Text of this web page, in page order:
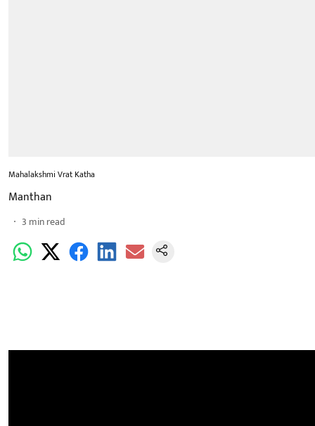
Mahalakshmi Vrat Katha
Manthan
3 min read